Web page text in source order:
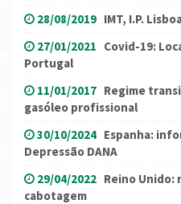
28/08/2019 IMT, I.P.
27/01/2021 Covid-19:
Portugal
11/01/2017 Regime
gasóleo profissional
30/10/2024 Espanha:
Depressão DANA
29/04/2022 Reino Unido:
cabotagem